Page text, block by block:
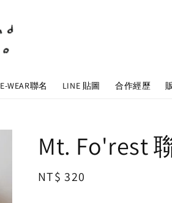
E-WEAR聯名 LINE 貼圖 合作經歷
Mt. Fo'rest
Regular
NT$ 320